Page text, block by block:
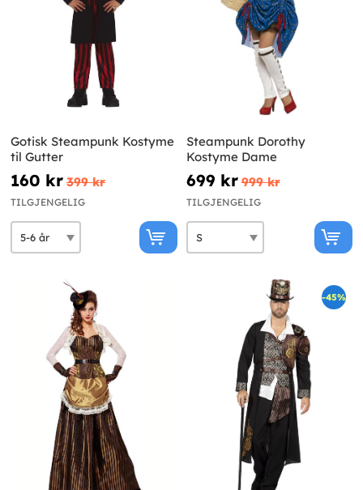
Gotisk Steampunk Kostyme
til Gutter
160 kr 399 kr
TILGJENGELIG
Steampunk Dorothy
Kostyme Dame
699 kr 999 kr
TILGJENGELIG
-45%